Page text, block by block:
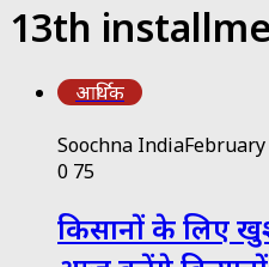
13th
आर्थिक
Soochna IndiaFebruary
0 75
किसानों के लिए